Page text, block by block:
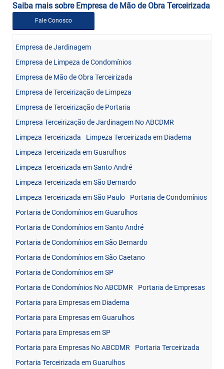
Saiba mais sobre Empresa de Mão de Obra Terceirizada
Fale Conosco
Empresa de Jardinagem
Empresa de Limpeza de Condomínios
Empresa de Mão de Obra Terceirizada
Empresa de Terceirização de Limpeza
Empresa de Terceirização de Portaria
Empresa Terceirização de Jardinagem No ABCDMR
Limpeza Terceirizada
Limpeza Terceirizada em Diadema
Limpeza Terceirizada em Guarulhos
Limpeza Terceirizada em Santo André
Limpeza Terceirizada em São Bernardo
Limpeza Terceirizada em São Paulo
Portaria de Condomínios
Portaria de Condomínios em Guarulhos
Portaria de Condomínios em Santo André
Portaria de Condomínios em São Bernardo
Portaria de Condomínios em São Caetano
Portaria de Condomínios em SP
Portaria de Condomínios No ABCDMR
Portaria de Empresas
Portaria para Empresas em Diadema
Portaria para Empresas em Guarulhos
Portaria para Empresas em SP
Portaria para Empresas No ABCDMR
Portaria Terceirizada
Portaria Terceirizada em Guarulhos